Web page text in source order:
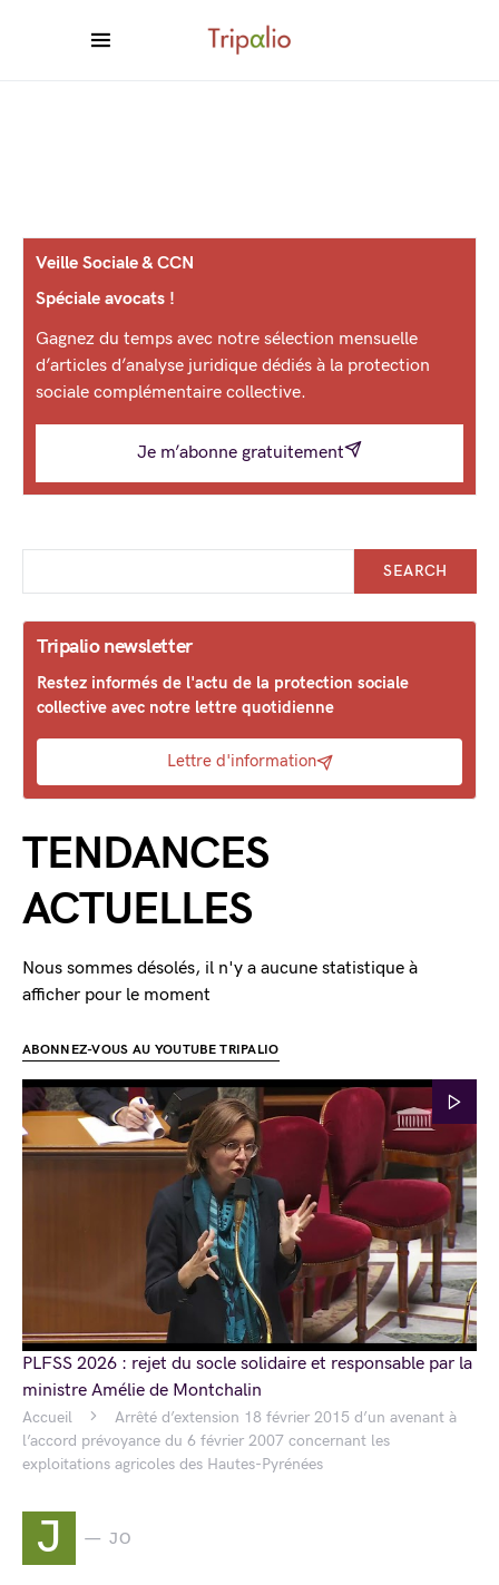
Accueil
Arrêté d’extension 18 février 2015 d’un avenant à
l’accord prévoyance du 6 février 2007 concernant les
exploitations agricoles des Hautes-Pyrénées
J JO
Veille Sociale & CCN
Spéciale avocats !
Gagnez du temps avec notre sélection mensuelle
d’articles d’analyse juridique dédiés à la protection
sociale complémentaire collective.
Je m’abonne gratuitement
SEARCH
Tripalio newsletter
Restez informés de l'actu de la protection sociale
collective avec notre lettre quotidienne
Lettre d'information
TENDANCES
ACTUELLES
Nous sommes désolés, il n'y a aucune statistique à
afficher pour le moment
ABONNEZ-VOUS AU YOUTUBE TRIPALIO
PLFSS 2026 : rejet du socle solidaire et responsable par la
ministre Amélie de Montchalin